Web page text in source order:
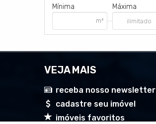
Mínima Máxima
VEJA MAIS
receba nosso newsletter
cadastre seu imóvel
imóveis favoritos